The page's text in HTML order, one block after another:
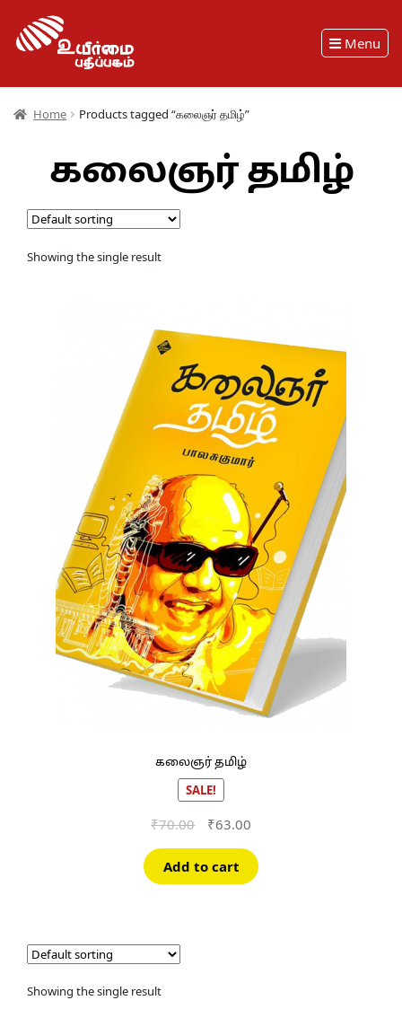
Menu
Home Products tagged “கலைஞர் தமிழ்”
கலைஞர் தமிழ்
Showing the single result
கலைஞர் தமிழ்
SALE!
₹70.00
Original
was:
₹70.00.
₹63.00Current
is:
₹63.00.
Add to cart
Showing the single result